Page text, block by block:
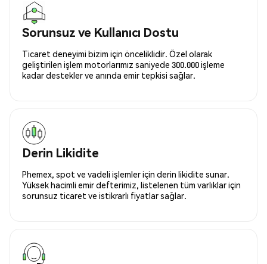
Sorunsuz ve Kullanıcı Dostu
Ticaret deneyimi bizim için önceliklidir. Özel olarak
geliştirilen işlem motorlarımız saniyede 300.000 işleme
kadar destekler ve anında emir tepkisi sağlar.
Derin Likidite
Phemex, spot ve vadeli işlemler için derin likidite sunar.
Yüksek hacimli emir defterimiz, listelenen tüm varlıklar için
sorunsuz ticaret ve istikrarlı fiyatlar sağlar.